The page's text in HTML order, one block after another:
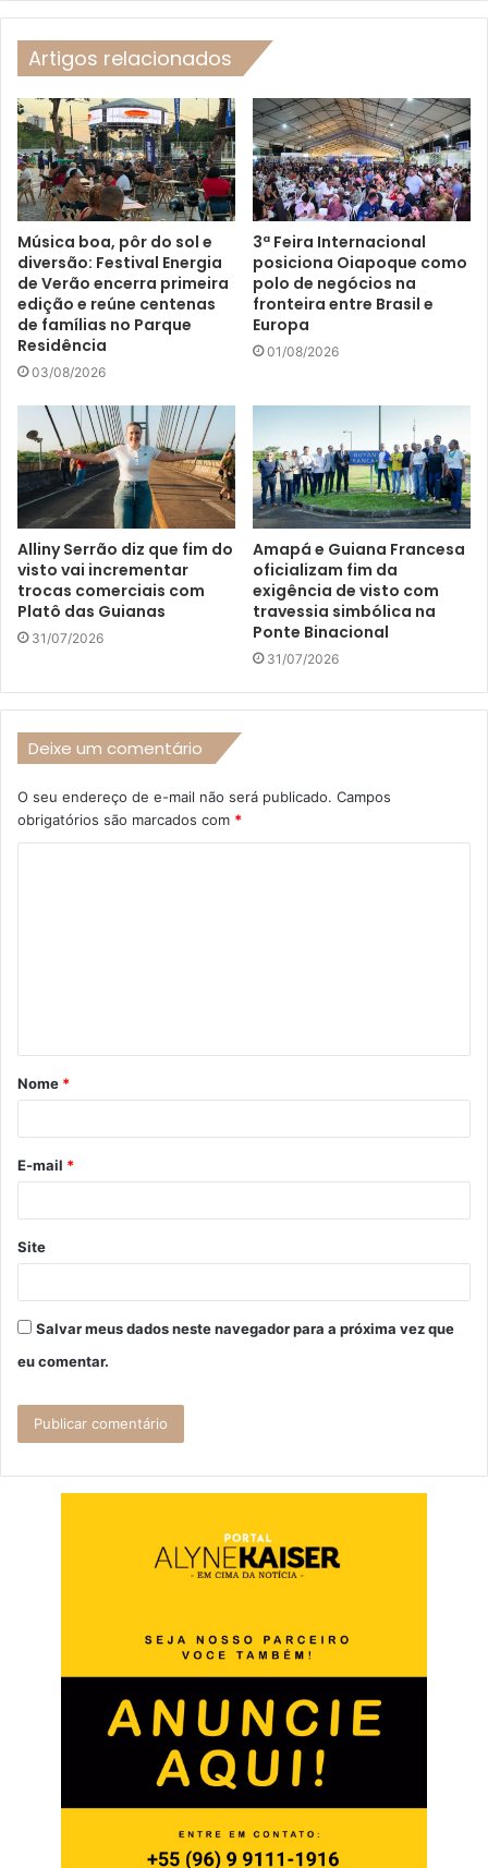
Artigos relacionados
Música boa, pôr do sol e
diversão: Festival Energia
de Verão encerra primeira
edição e reúne centenas
de famílias no Parque
Residência
03/08/2026
3ª Feira Internacional
posiciona Oiapoque como
polo de negócios na
fronteira entre Brasil e
Europa
01/08/2026
Alliny Serrão diz que fim do
visto vai incrementar
trocas comerciais com
Platô das Guianas
31/07/2026
Amapá e Guiana Francesa
oficializam fim da
exigência de visto com
travessia simbólica na
Ponte Binacional
31/07/2026
Deixe um comentário
O seu endereço de e-mail não será publicado. Campos
obrigatórios são marcados com *
á
r
*
Nome *
E-mail *
Site
Salvar meus dados neste navegador para a próxima vez que
eu comentar.